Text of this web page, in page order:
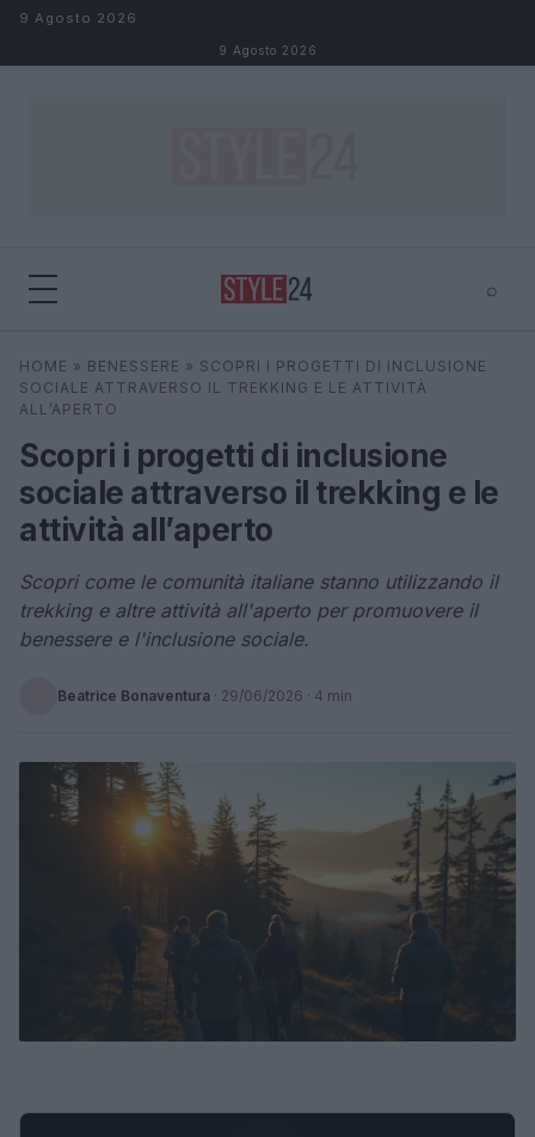
Salta al contenuto
9 Agosto 2026
9 Agosto 2026
⌕
Cerca ⌕
HOME » BENESSERE » SCOPRI I PROGETTI DI INCLUSIONE
SOCIALE ATTRAVERSO IL TREKKING E LE ATTIVITÀ
ALL’APERTO
Scopri i progetti di inclusione
sociale attraverso il trekking e le
attività all’aperto
Scopri come le comunità italiane stanno utilizzando il
trekking e altre attività all'aperto per promuovere il
benessere e l'inclusione sociale.
Beatrice Bonaventura · 29/06/2026 · 4 min